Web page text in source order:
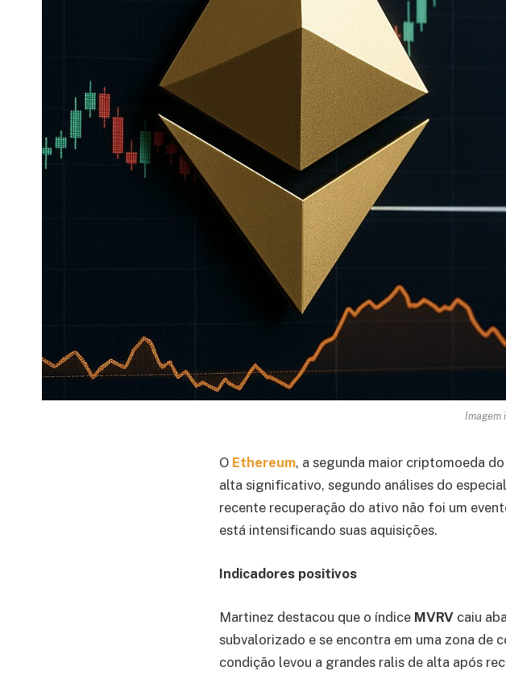
Imagem
O Ethereum, a segunda maior criptomoeda
alta significativo, segundo análises do
recente recuperação do ativo não foi um
está intensificando suas aquisições.
Indicadores positivos
Martinez destacou que o índice MVRV caiu
subvalorizado e se encontra em uma zona de
condição levou a grandes ralis de alta após